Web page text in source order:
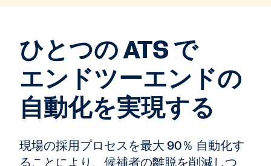
ひとつの ATS で
エンドツーエンドの
自動化を実現する
現場の採用プロセスを最大 90％ 自動化す
ることにより、候補者の離脱を削減しつ